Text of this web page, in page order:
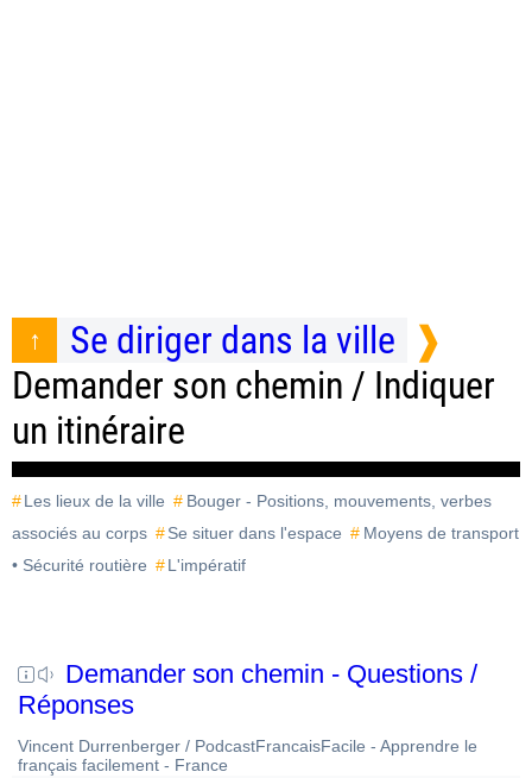
Se diriger dans la ville
Demander son chemin / Indiquer
un itinéraire
Les lieux de la ville
Bouger - Positions, mouvements, verbes
associés au corps
Se situer dans l'espace
Moyens de transport
• Sécurité routière
L'impératif
Demander son chemin - Questions /
Réponses
Vincent Durrenberger / PodcastFrancaisFacile - Apprendre le
français facilement - France